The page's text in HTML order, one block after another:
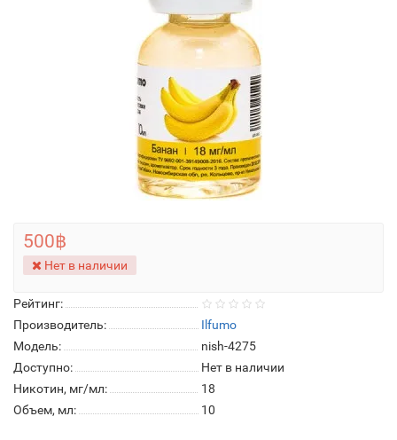
Рейтинг:
Производитель:
Ilfumo
Модель:
nish-4275
Доступно:
Нет в наличии
Никотин, мг/мл:
18
Объем, мл:
10
500฿
Нет в наличии